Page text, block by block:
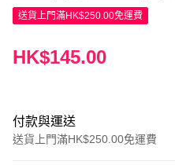
送貨上門滿HK$250.00免運費
HK$145.00
付款與運送
送貨上門滿HK$250.00免運費